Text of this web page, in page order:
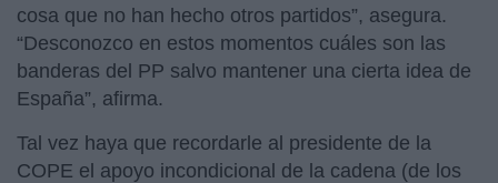
cosa que no han hecho otros partidos”, asegura.
“Desconozco en estos momentos cuáles son las
banderas del PP salvo mantener una cierta idea de
España”, afirma.
Tal vez haya que recordarle al presidente de la
COPE el apoyo incondicional de la cadena (de los